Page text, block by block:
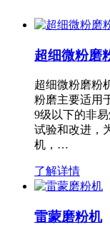
超细微粉磨
超细微粉磨粉
粉磨主要适用
9级以下的非
试验和改进，
机，…
了解详情
雷蒙磨粉机